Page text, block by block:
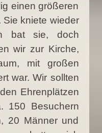
einen größeren
Sie kniete wieder
bat sie, doch
wir zur Kirche,
mit großen
war. Wir sollten
Ehrenplätzen
150 Besuchern
20 Männer und